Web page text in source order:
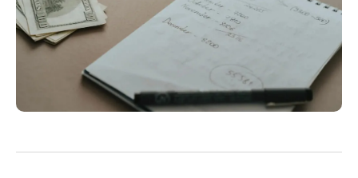
Katalóg doplnkov
Blog
Podnikateľský servis
Spýtajte sa nás